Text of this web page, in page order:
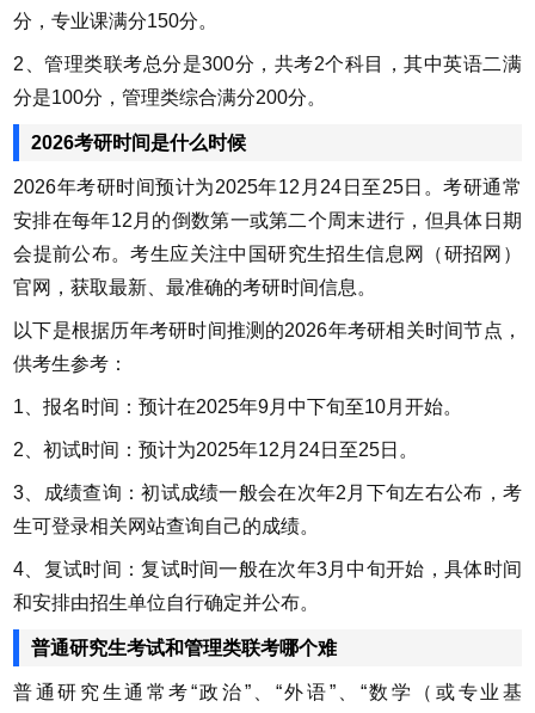
分，专业课满分150分。
2、管理类联考总分是300分，共考2个科目，其中英语二满
分是100分，管理类综合满分200分。
2026考研时间是什么时候
2026年考研时间预计为2025年12月24日至25日。考研通常
安排在每年12月的倒数第一或第二个周末进行，但具体日期
会提前公布。考生应关注中国研究生招生信息网（研招网）
官网，获取最新、最准确的考研时间信息。
以下是根据历年考研时间推测的2026年考研相关时间节点，
供考生参考：
1、报名时间：预计在2025年9月中下旬至10月开始。
2、初试时间：预计为2025年12月24日至25日。
3、成绩查询：初试成绩一般会在次年2月下旬左右公布，考
生可登录相关网站查询自己的成绩。
4、复试时间：复试时间一般在次年3月中旬开始，具体时间
和安排由招生单位自行确定并公布。
普通研究生考试和管理类联考哪个难
普通研究生通常考“政治”、“外语”、“数学（或专业基